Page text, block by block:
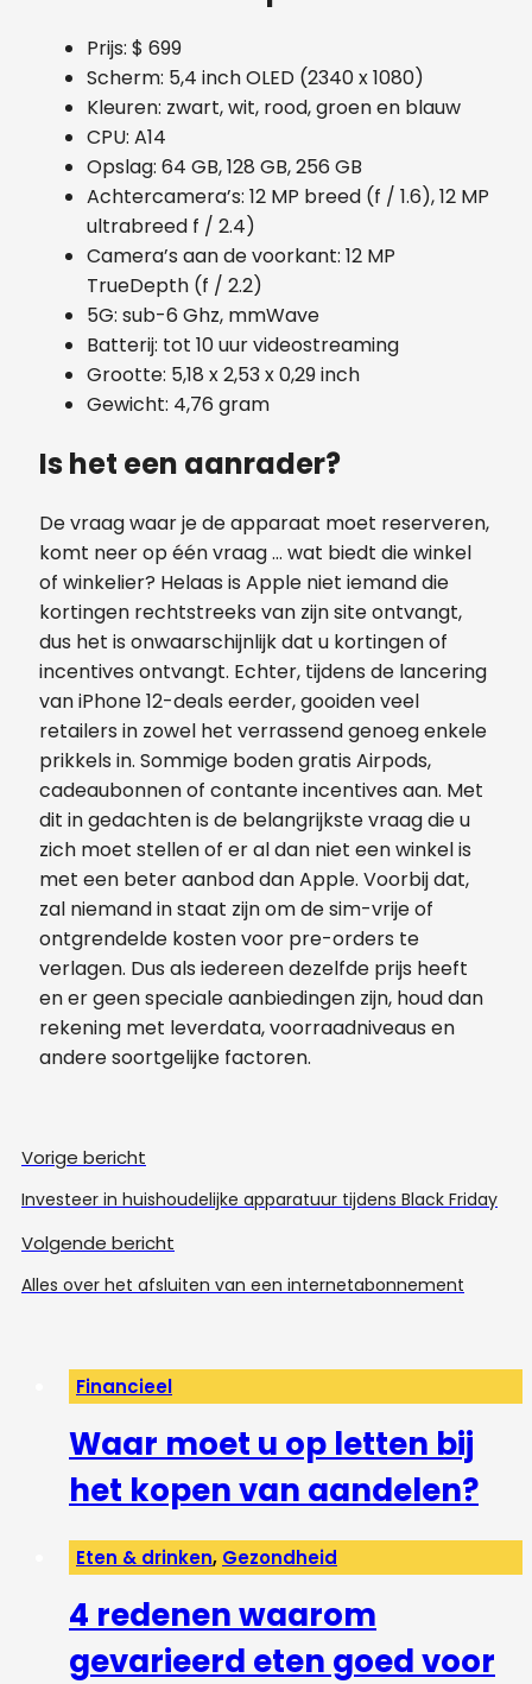
Prijs: $ 699
Scherm: 5,4 inch OLED (2340 x 1080)
Kleuren: zwart, wit, rood, groen en blauw
CPU: A14
Opslag: 64 GB, 128 GB, 256 GB
Achtercamera’s: 12 MP breed (f / 1.6), 12 MP
ultrabreed f / 2.4)
Camera’s aan de voorkant: 12 MP
TrueDepth (f / 2.2)
5G: sub-6 Ghz, mmWave
Batterij: tot 10 uur videostreaming
Grootte: 5,18 x 2,53 x 0,29 inch
Gewicht: 4,76 gram
Is het een aanrader?
De vraag waar je de apparaat moet reserveren,
komt neer op één vraag … wat biedt die winkel
of winkelier? Helaas is Apple niet iemand die
kortingen rechtstreeks van zijn site ontvangt,
dus het is onwaarschijnlijk dat u kortingen of
incentives ontvangt. Echter, tijdens de lancering
van iPhone 12-deals eerder, gooiden veel
retailers in zowel het verrassend genoeg enkele
prikkels in. Sommige boden gratis Airpods,
cadeaubonnen of contante incentives aan. Met
dit in gedachten is de belangrijkste vraag die u
zich moet stellen of er al dan niet een winkel is
met een beter aanbod dan Apple. Voorbij dat,
zal niemand in staat zijn om de sim-vrije of
ontgrendelde kosten voor pre-orders te
verlagen. Dus als iedereen dezelfde prijs heeft
en er geen speciale aanbiedingen zijn, houd dan
rekening met leverdata, voorraadniveaus en
andere soortgelijke factoren.
Vorige bericht
Investeer in huishoudelijke apparatuur tijdens Black Friday
Volgende bericht
Alles over het afsluiten van een internetabonnement
Financieel
Waar moet u op letten bij
het kopen van aandelen?
Eten & drinken, Gezondheid
4 redenen waarom
gevarieerd eten goed voor